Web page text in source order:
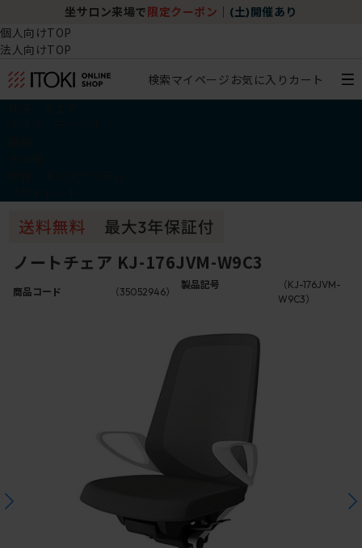
坐サロン来場で 限定クーポン (土)開催あり
個人向けTOP
法人向けTOP
検索マイページ お気に入り カート
ノートチェア KJ-176JVM-W9C3
商品コード （35052946）
製品記号
（KJ-176JVM-
W9C3）